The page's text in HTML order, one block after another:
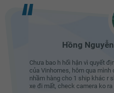
Hồng Nguyễn
Chưa bao h hối hận vì quyết
của Vinhomes, hôm qua mình
nhầm hàng cho 1 ship khác r
xe đi mất, check camera ko ra